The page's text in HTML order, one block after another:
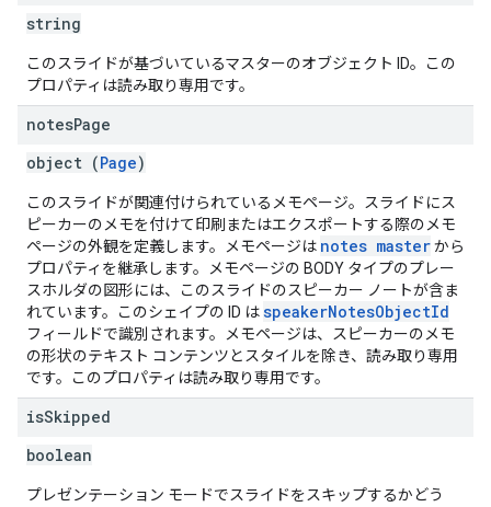
string
このスライドが基づいているマスターのオブジェクト ID。この
プロパティは読み取り専用です。
notesPage
object (Page)
このスライドが関連付けられているメモページ。スライドにス
ピーカーのメモを付けて印刷またはエクスポートする際のメモ
ページの外観を定義します。メモページは notes masterから
プロパティを継承します。メモページの BODY タイプのプレー
スホルダの図形には、このスライドのスピーカー ノートが含ま
れています。このシェイプの ID はspeakerNotesObjectId
フィールドで識別されます。メモページは、スピーカーのメモ
の形状のテキスト コンテンツとスタイルを除き、読み取り専用
です。このプロパティは読み取り専用です。
isSkipped
boolean
プレゼンテーション モードでスライドをスキップするかどう